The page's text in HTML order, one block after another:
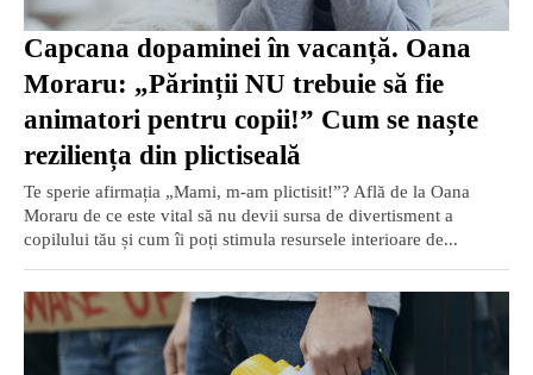
Capcana dopaminei în vacanță. Oana
Moraru: „Părinții NU trebuie să fie
animatori pentru copii!” Cum se naște
reziliența din plictiseală
Te sperie afirmația „Mami, m-am plictisit!”? Află de la Oana
Moraru de ce este vital să nu devii sursa de divertisment a
copilului tău și cum îi poți stimula resursele interioare de...